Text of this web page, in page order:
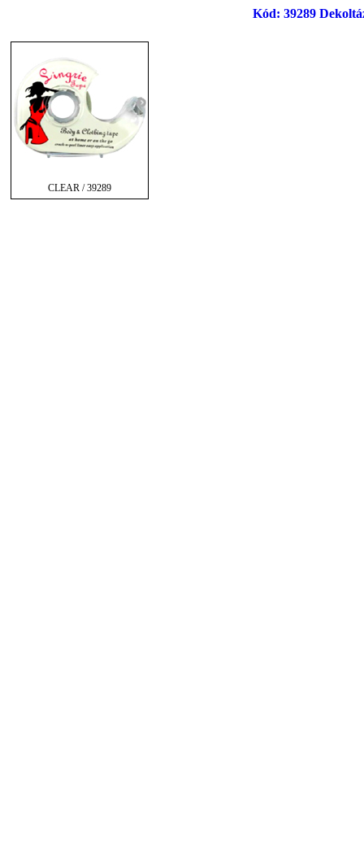
Kód: 39289
CLEAR / 39289